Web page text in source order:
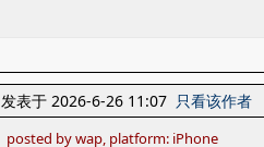
发表于 2026-6-26 11:07 只看该作者
posted by wap, platform: iPhone